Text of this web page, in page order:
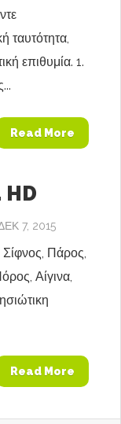
ταυτότητα,
επιθυμία. 1.
Read More
HD
7, 2015
Πάρος,
Αίγινα,
Read More